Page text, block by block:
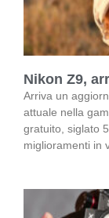
Nikon Z9,
Arriva un
attuale nella
gratuito, siglato
miglioramenti in